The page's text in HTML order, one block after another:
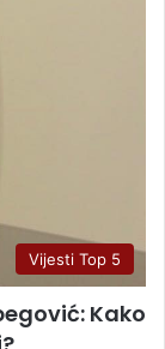
Vijesti Top 5
Kako